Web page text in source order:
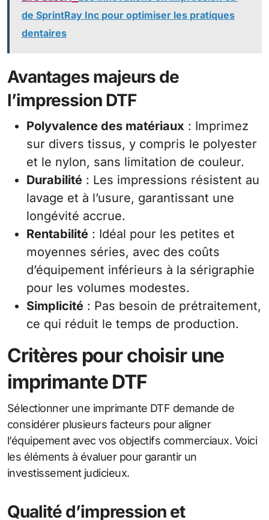
de SprintRay Inc pour optimiser les pratiques
dentaires
Avantages majeurs de
l’impression DTF
Polyvalence des matériaux : Imprimez
sur divers tissus, y compris le polyester
et le nylon, sans limitation de couleur.
Durabilité : Les impressions résistent au
lavage et à l’usure, garantissant une
longévité accrue.
Rentabilité : Idéal pour les petites et
moyennes séries, avec des coûts
d’équipement inférieurs à la sérigraphie
pour les volumes modestes.
Simplicité : Pas besoin de prétraitement,
ce qui réduit le temps de production.
Critères pour choisir une
imprimante DTF
Sélectionner une imprimante DTF demande de
considérer plusieurs facteurs pour aligner
l’équipement avec vos objectifs commerciaux. Voici
les éléments à évaluer pour garantir un
investissement judicieux.
Qualité d’impression et